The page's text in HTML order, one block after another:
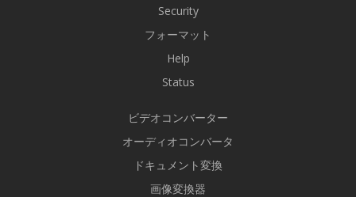
Security
フォーマット
Help
Status
ビデオコンバーター
オーディオコンバータ
ドキュメント変換
画像変換器